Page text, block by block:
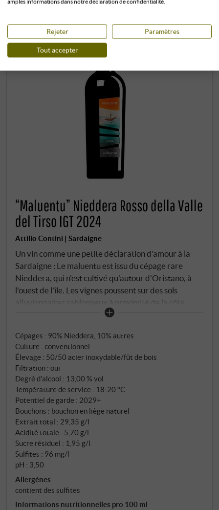
“Maluentu” Nieddera Rosso della Valle
del Tirso IGT 2024
Attilio Contini | Sardaigne
Un vin comme une petite déclaration d'amour à la
Sardaigne : Le maluentu est issu du cépage rare
Nieddera, qui n'est cultivé qu'autour d'Oristano, à
l'ouest de l'île. Les vignes poussent sur des sols
alluvionnaires sablonneux à proximité de la côte,
aérés par le mistral constant. L'élevage est
inoxydable, suivi de quelques mois en bouteille – sous
le signe de la fraîcheur et de l'authenticité.
Cépages : 90% Nieddera, 10% autres
Culture : conventionnel
Élevage : 50/50 acier inoxydable/fût de bois
Filtration : oui
Degré d'alcool : 13,00 % vol
Température de service : 18‑20 °C
Potentiel de garde : 2029+
Bouchons : bouchon en liège naturel
Extrait total : 29,35 g/l
Acidité totale : 5,70 g/l
Sucre résiduel : 1,95 g/l
Sulfites : 96 mg/l
pH : 3,50
Allergènes
contient des sulfites
Informations nutritionnelles pro 100 ml
amples informations dans notre déclaration de confidentialité.
Rejeter Paramètres
Tout accepter